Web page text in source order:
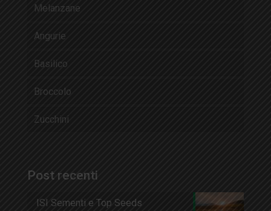
Melanzane
Angurie
Basilico
Broccolo
Zucchini
Post recenti
ISI Sementi e Top Seeds